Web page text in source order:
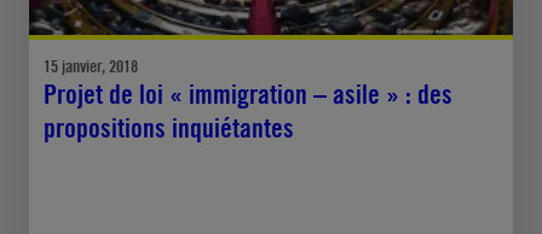
15 janvier, 2018
Projet de loi « immigration – asile » : des
propositions inquiétantes